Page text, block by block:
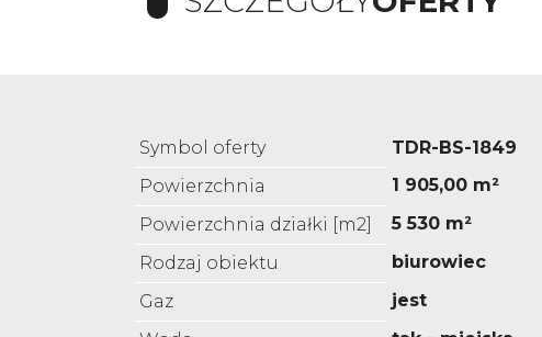
Symbol oferty
TDR-BS-1849
Powierzchnia
1 905,00 m²
Powierzchnia działki [m2]
5 530 m²
Rodzaj obiektu
biurowiec
Gaz
jest